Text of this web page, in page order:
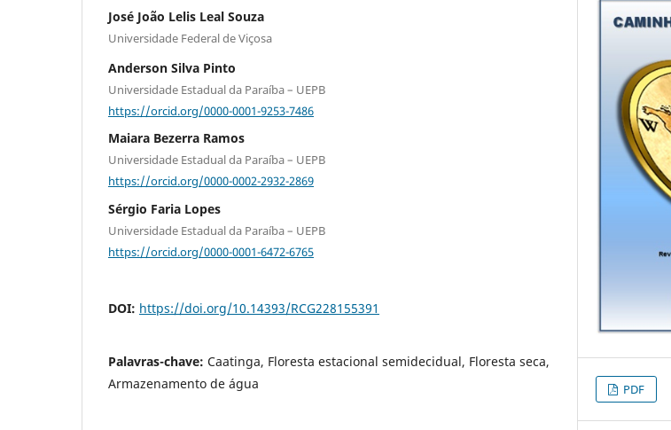
José João Lelis Leal Souza
Universidade Federal de Viçosa
Anderson Silva Pinto
Universidade Estadual da Paraíba – UEPB
https://orcid.org/0000-0001-9253-7486
Maiara Bezerra Ramos
Universidade Estadual da Paraíba – UEPB
https://orcid.org/0000-0002-2932-2869
Sérgio Faria Lopes
Universidade Estadual da Paraíba – UEPB
https://orcid.org/0000-0001-6472-6765
DOI: https://doi.org/10.14393/RCG228155391
Palavras-chave: Caatinga, Floresta estacional semidecidual, Floresta seca,
Armazenamento de água
PDF